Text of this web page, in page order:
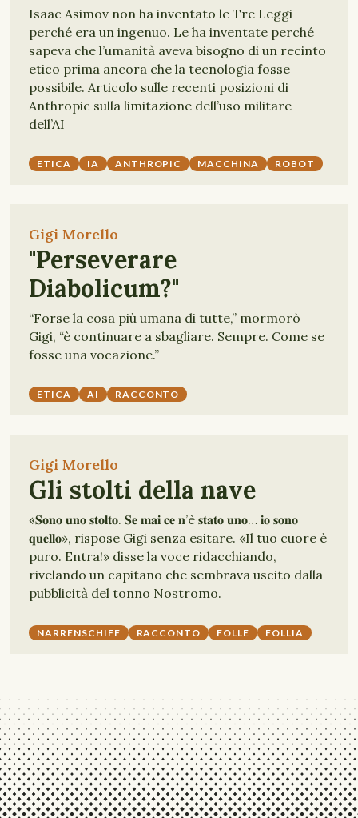
Isaac Asimov non ha inventato le Tre Leggi
perché era un ingenuo. Le ha inventate perché
sapeva che l’umanità aveva bisogno di un recinto
etico prima ancora che la tecnologia fosse
possibile. Articolo sulle recenti posizioni di
Anthropic sulla limitazione dell’uso militare
dell’AI
ETICA IA ANTHROPIC MACCHINA ROBOT
Gigi Morello
"Perseverare
Diabolicum?"
“Forse la cosa più umana di tutte,” mormorò
Gigi, “è continuare a sbagliare. Sempre. Come se
fosse una vocazione.”
ETICA AI RACCONTO
Gigi Morello
Gli stolti della nave
«𝐒𝐨𝐧𝐨 𝐮𝐧𝐨 𝐬𝐭𝐨𝐥𝐭𝐨. 𝐒𝐞 𝐦𝐚𝐢 𝐜𝐞 𝐧’è 𝐬𝐭𝐚𝐭𝐨 𝐮𝐧𝐨… 𝐢𝐨 𝐬𝐨𝐧𝐨
𝐪𝐮𝐞𝐥𝐥𝐨», rispose Gigi senza esitare. «Il tuo cuore è
puro. Entra!» disse la voce ridacchiando,
rivelando un capitano che sembrava uscito dalla
pubblicità del tonno Nostromo.
NARRENSCHIFF RACCONTO FOLLE FOLLIA